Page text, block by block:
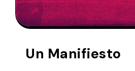
Un Manifiesto